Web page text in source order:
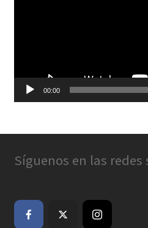
00:00
Síguenos en las redes